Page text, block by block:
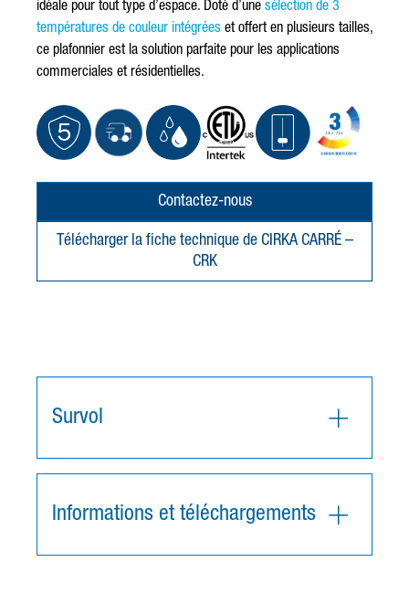
idéale pour tout type d’espace. Doté d’une sélection de 3
températures de couleur intégrées et offert en plusieurs tailles,
ce plafonnier est la solution parfaite pour les applications
commerciales et résidentielles.
Contactez-nous
Télécharger la fiche technique de CIRKA CARRÉ –
CRK
Survol
Informations et téléchargements